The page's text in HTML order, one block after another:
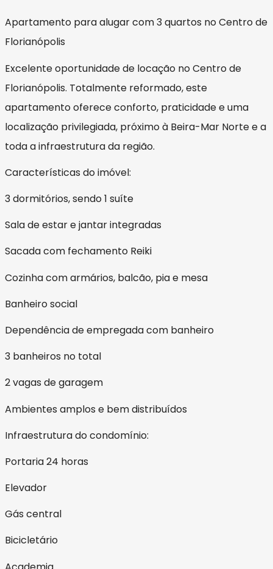
Apartamento para alugar com 3 quartos no Centro de
Florianópolis
Excelente oportunidade de locação no Centro de
Florianópolis. Totalmente reformado, este
apartamento oferece conforto, praticidade e uma
localização privilegiada, próximo à Beira-Mar Norte e a
toda a infraestrutura da região.
Características do imóvel:
3 dormitórios, sendo 1 suíte
Sala de estar e jantar integradas
Sacada com fechamento Reiki
Cozinha com armários, balcão, pia e mesa
Banheiro social
Dependência de empregada com banheiro
3 banheiros no total
2 vagas de garagem
Ambientes amplos e bem distribuídos
Infraestrutura do condomínio:
Portaria 24 horas
Elevador
Gás central
Bicicletário